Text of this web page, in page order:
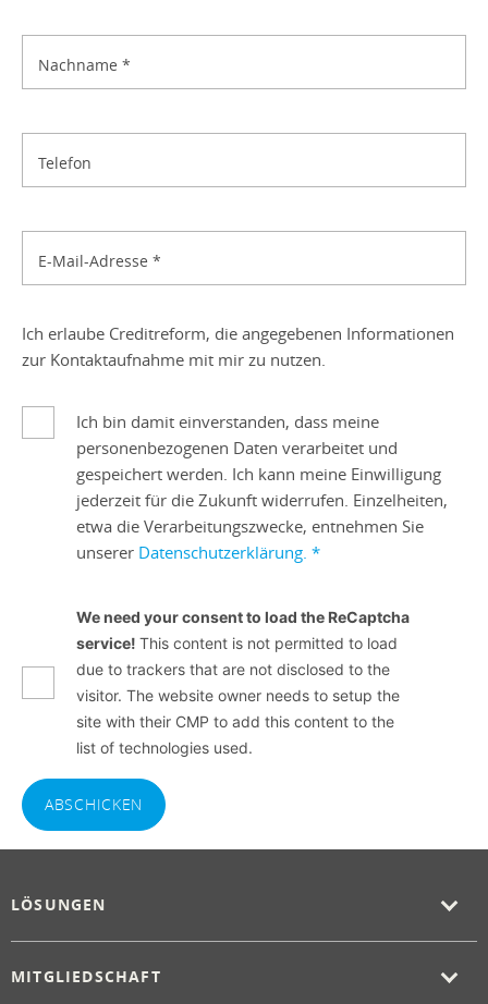
Nachname *
Telefon
E-Mail-Adresse *
Ich erlaube Creditreform, die angegebenen Informationen
zur Kontaktaufnahme mit mir zu nutzen.
Ich bin damit einverstanden, dass meine
personenbezogenen Daten verarbeitet und
gespeichert werden. Ich kann meine Einwilligung
jederzeit für die Zukunft widerrufen. Einzelheiten,
etwa die Verarbeitungszwecke, entnehmen Sie
unserer Datenschutzerklärung. *
We need your consent to load the ReCaptcha
service! This content is not permitted to load
due to trackers that are not disclosed to the
visitor. The website owner needs to setup the
site with their CMP to add this content to the
list of technologies used.
ABSCHICKEN
LÖSUNGEN
MITGLIEDSCHAFT